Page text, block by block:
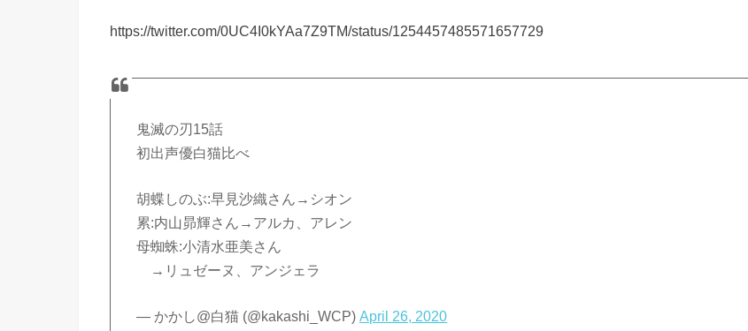
https://twitter.com/0UC4I0kYAa7Z9TM/status/1254457485571657729
鬼滅の刃15話
初出声優白猫比べ
胡蝶しのぶ:早見沙織さん→シオン
累:内山昴輝さん→アルカ、アレン
母蜘蛛:小清水亜美さん
→リュゼーヌ、アンジェラ
— かかし@白猫 (@kakashi_WCP)April 26, 2020